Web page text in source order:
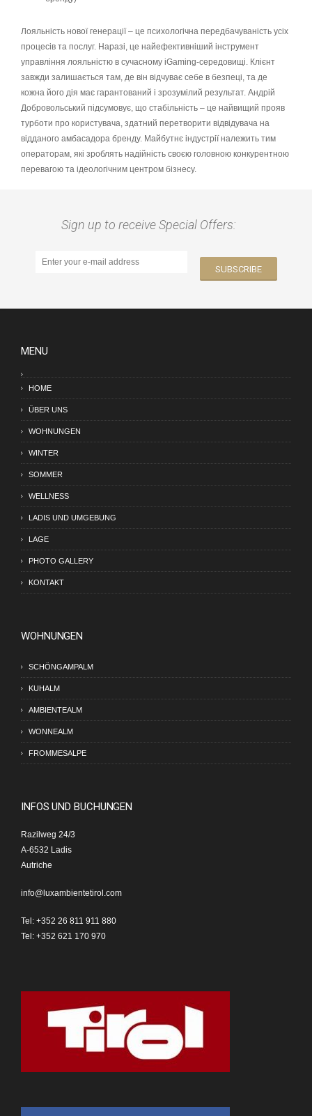
Лояльність нової генерації – це психологічна передбачуваність усіх
процесів та послуг. Наразі, це найефективніший інструмент
управління лояльністю в сучасному iGaming-середовищі. Клієнт
завжди залишається там, де він відчуває себе в безпеці, та де
кожна його дія має гарантований і зрозумілий результат. Андрій
Добровольський підсумовує, що стабільність – це найвищий прояв
турботи про користувача, здатний перетворити відвідувача на
відданого амбасадора бренду. Майбутнє індустрії належить тим
операторам, які зроблять надійність своєю головною конкурентною
перевагою та ідеологічним центром бізнесу.
Sign up to receive Special Offers:
MENU
HOME
ÜBER UNS
WOHNUNGEN
WINTER
SOMMER
WELLNESS
LADIS UND UMGEBUNG
LAGE
PHOTO GALLERY
KONTAKT
WOHNUNGEN
SCHÖNGAMPALM
KUHALM
AMBIENTEALM
WONNEALM
FROMMESALPE
INFOS UND BUCHUNGEN
Razilweg 24/3
A-6532 Ladis
Autriche
info@luxambientetirol.com
Tel: +352 26 811 911 880
Tel: +352 621 170 970